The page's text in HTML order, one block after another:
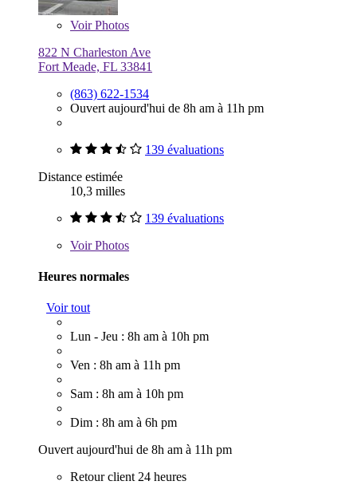
VoirPhotos
822 N Charleston Ave
Fort Meade, FL 33841
(863) 622-1534
Ouvert aujourd'hui de 8h am à 11h pm
139 évaluations
Distance estimée
10,3 milles
139 évaluations
VoirPhotos
Heures normales
Voir tout
Lun - Jeu : 8h am à 10h pm
Ven : 8h am à 11h pm
Sam : 8h am à 10h pm
Dim : 8h am à 6h pm
Ouvert aujourd'hui de 8h am à 11h pm
Retour client 24 heures